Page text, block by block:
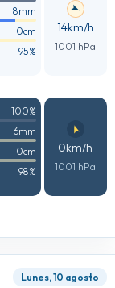
8mm
0cm
95%
14km/h
1001 hPa
100%
6mm
0cm
98%
0km/h
1001 hPa
Lunes, 10 agosto